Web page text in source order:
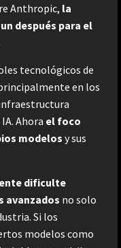
Anthropic, la
después para el
tecnológicos de
en los
Ahora el foco
modelosy sus
dificulte
avanzados no solo
Si los
modelos como